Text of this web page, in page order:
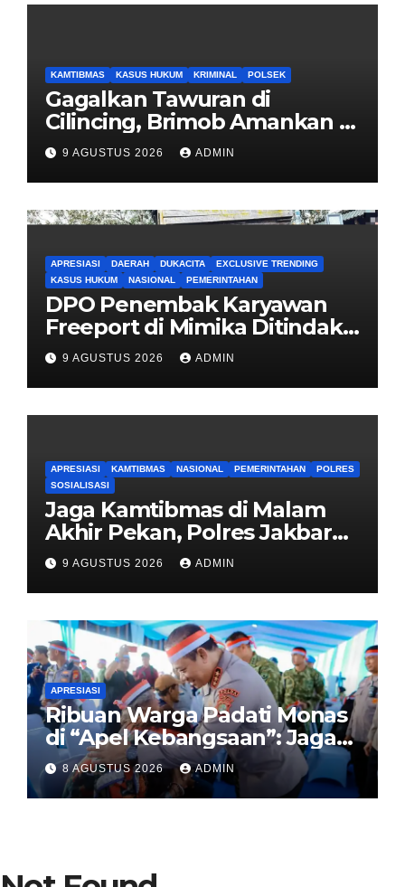
KAMTIBMAS KASUS HUKUM KRIMINAL POLSEK
Gagalkan Tawuran di
Cilincing, Brimob Amankan 5
Pemuda dan 2 Bilah Parang
9 AGUSTUS 2026 ADMIN
APRESIASI DAERAH DUKACITA
EXCLUSIVE TRENDING
KASUS HUKUM
NASIONAL PEMERINTAHAN
DPO Penembak Karyawan
Freeport di Mimika Ditindak
Satgas Amole-2026 di
Tembagapura
9 AGUSTUS 2026 ADMIN
APRESIASI KAMTIBMAS NASIONAL PEMERINTAHAN
POLRES
SOSIALISASI
Jaga Kamtibmas di Malam
Akhir Pekan, Polres Jakbar
Gelar KRYD Bersama Tiga
Pilar
9 AGUSTUS 2026 ADMIN
APRESIASI
Ribuan Warga Padati Monas
di “Apel Kebangsaan”: Jaga
Jakarta Berarti Jaga
Indonesia
8 AGUSTUS 2026 ADMIN